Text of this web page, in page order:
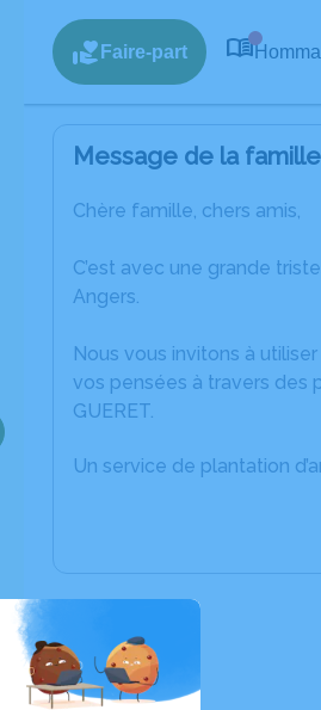
Faire-part
Message de la famille
Chère famille, chers amis,
C’est avec une grande
Angers.
Nous vous invitons à
vos pensées à travers des
GUERET.
Un service de plantation